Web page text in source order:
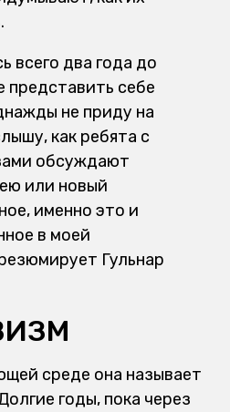
всего два года до
представить себе
не приду на
как ребята с
обсуждают
или новый
именно это и
в моей
Гульнар
среде она называет
годы, пока через